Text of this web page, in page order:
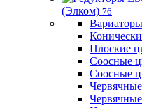
(Элком) 76
Вариаторы
Плоские
Соосные
Соосные